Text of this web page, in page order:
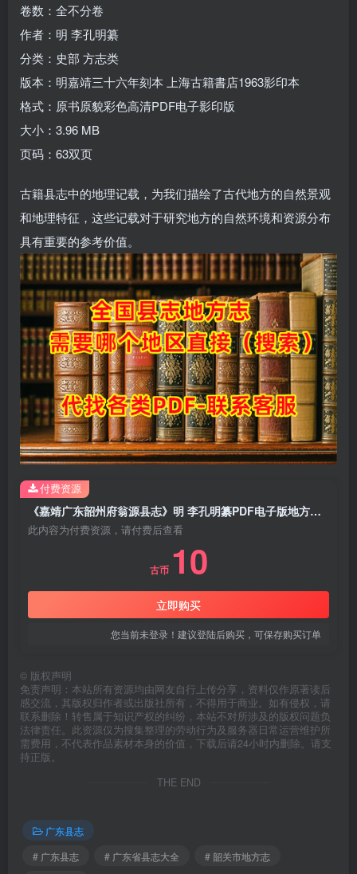
卷数：全不分卷
作者：明 李孔明纂
分类：史部 方志类
版本：明嘉靖三十六年刻本 上海古籍書店1963影印本
格式：原书原貌彩色高清PDF电子影印版
大小：3.96 MB
页码：63双页
古籍县志中的地理记载，为我们描绘了古代地方的自然景观
和地理特征，这些记载对于研究地方的自然环境和资源分布
具有重要的参考价值。
《嘉靖广东韶州府翁源县志》明 李孔明纂PDF电子版地方志下载
此内容为付费资源，请付费后查看
古币 10
立即购买
您当前未登录！建议登陆后购买，可保存购买订单
付费资源
© 版权声明
免责声明：本站所有资源均由网友自行上传分享，资料仅作原著读后
感交流，其版权归作者或出版社所有，不得用于商业。如有侵权，请
联系删除！转售属于知识产权的纠纷，本站不对所涉及的版权问题负
法律责任。此资源仅为搜集整理的劳动行为及服务器日常运营维护所
需费用，不代表作品素材本身的价值，下载后请24小时内删除。请支
持正版。
THE END
广东县志
# 广东县志
# 广东省县志大全
# 韶关市地方志